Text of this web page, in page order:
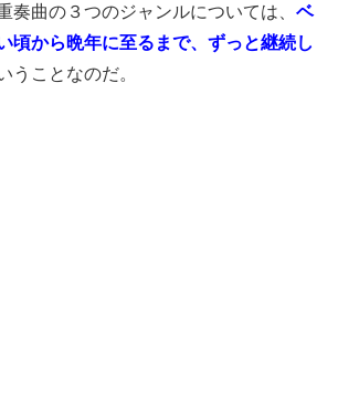
奏曲の３つのジャンルについては、 ベ
頃から晩年に至るまで、ずっと継続し
うことなのだ。